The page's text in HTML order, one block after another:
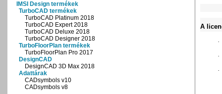
IMSI Design termékek
TurboCAD termékek
TurboCAD Platinum 2018
TurboCAD Expert 2018
TurboCAD Deluxe 2018
TurboCAD Designer 2018
TurboFloorPlan termékek
TurboFloorPlan Pro 2017
DesignCAD
DesignCAD 3D Max 2018
Adattárak
CADsymbols v10
CADsymbols v8
A
·
·
·